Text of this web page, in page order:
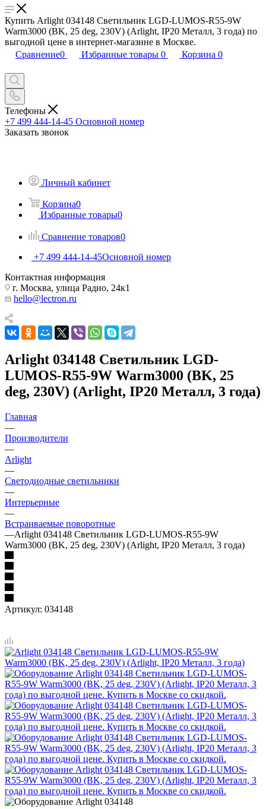
Купить Arlight 034148 Светильник LGD-LUMOS-R55-9W
Warm3000 (BK, 25 deg, 230V) (Arlight, IP20 Металл, 3 года) по
выгодной цене в интернет-магазине в Москве.
Сравнение0 Избранные товары 0 Корзина 0
Телефоны
+7 499 444-14-45 Основной номер
Заказать звонок
Личный кабинет
Корзина0
Избранные товары0
Сравнение товаров0
+7 499 444-14-45Основной номер
Контактная информация
г. Москва, улица Радио, 24к1
hello@lectron.ru
Arlight 034148 Светильник LGD-
LUMOS-R55-9W Warm3000 (BK, 25
deg, 230V) (Arlight, IP20 Металл, 3 года)
Главная
—
Производители
—
Arlight
—
Светодиодные светильники
—
Интерьерные
—
Встраиваемые поворотные
—Arlight 034148 Светильник LGD-LUMOS-R55-9W
Warm3000 (BK, 25 deg, 230V) (Arlight, IP20 Металл, 3 года)
Артикул: 034148